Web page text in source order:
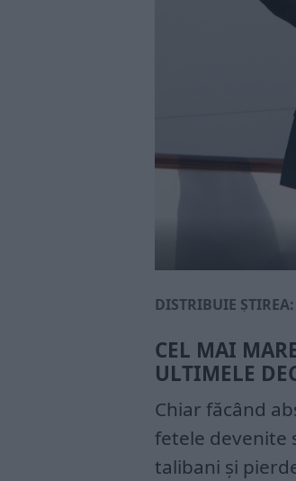
DISTRIBUIE ȘTIREA:
CEL MAI
ULTIMELE
Chiar făcând
fetele devenite
talibani și